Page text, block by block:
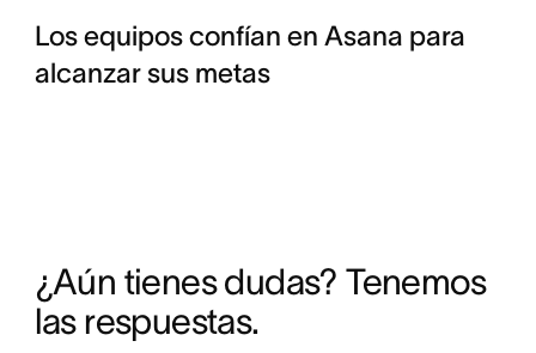
Los equipos confían en Asana para
alcanzar sus metas
¿Aún tienes dudas? Tenemos
las respuestas.